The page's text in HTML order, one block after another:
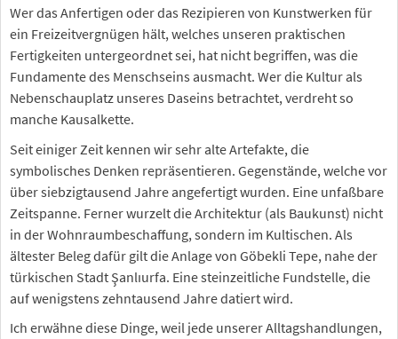
Wer das Anfertigen oder das Rezipieren von Kunstwerken für
ein Freizeitvergnügen hält, welches unseren praktischen
Fertigkeiten untergeordnet sei, hat nicht begriffen, was die
Fundamente des Menschseins ausmacht. Wer die Kultur als
Nebenschauplatz unseres Daseins betrachtet, verdreht so
manche Kausalkette.
Seit einiger Zeit kennen wir sehr alte Artefakte, die
symbolisches Denken repräsentieren. Gegenstände, welche vor
über siebzigtausend Jahre angefertigt wurden. Eine unfaßbare
Zeitspanne. Ferner wurzelt die Architektur (als Baukunst) nicht
in der Wohnraumbeschaffung, sondern im Kultischen. Als
ältester Beleg dafür gilt die Anlage von Göbekli Tepe, nahe der
türkischen Stadt Şanlıurfa. Eine steinzeitliche Fundstelle, die
auf wenigstens zehntausend Jahre datiert wird.
Ich erwähne diese Dinge, weil jede unserer Alltagshandlungen,